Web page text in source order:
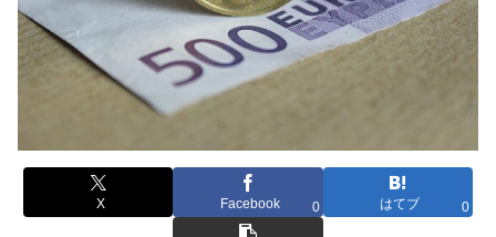
X Facebook 0 はてブ 0